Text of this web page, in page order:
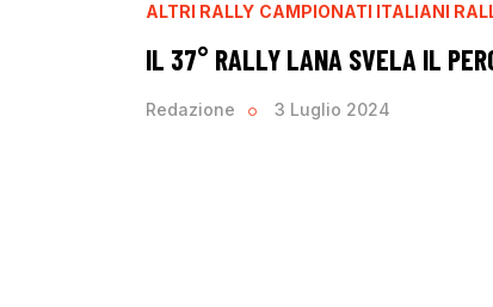
ALTRI RALLY CAMPIONATI ITALIANI
IL 37° RALLY LANA SVELA IL
Redazione 3 Luglio 2024